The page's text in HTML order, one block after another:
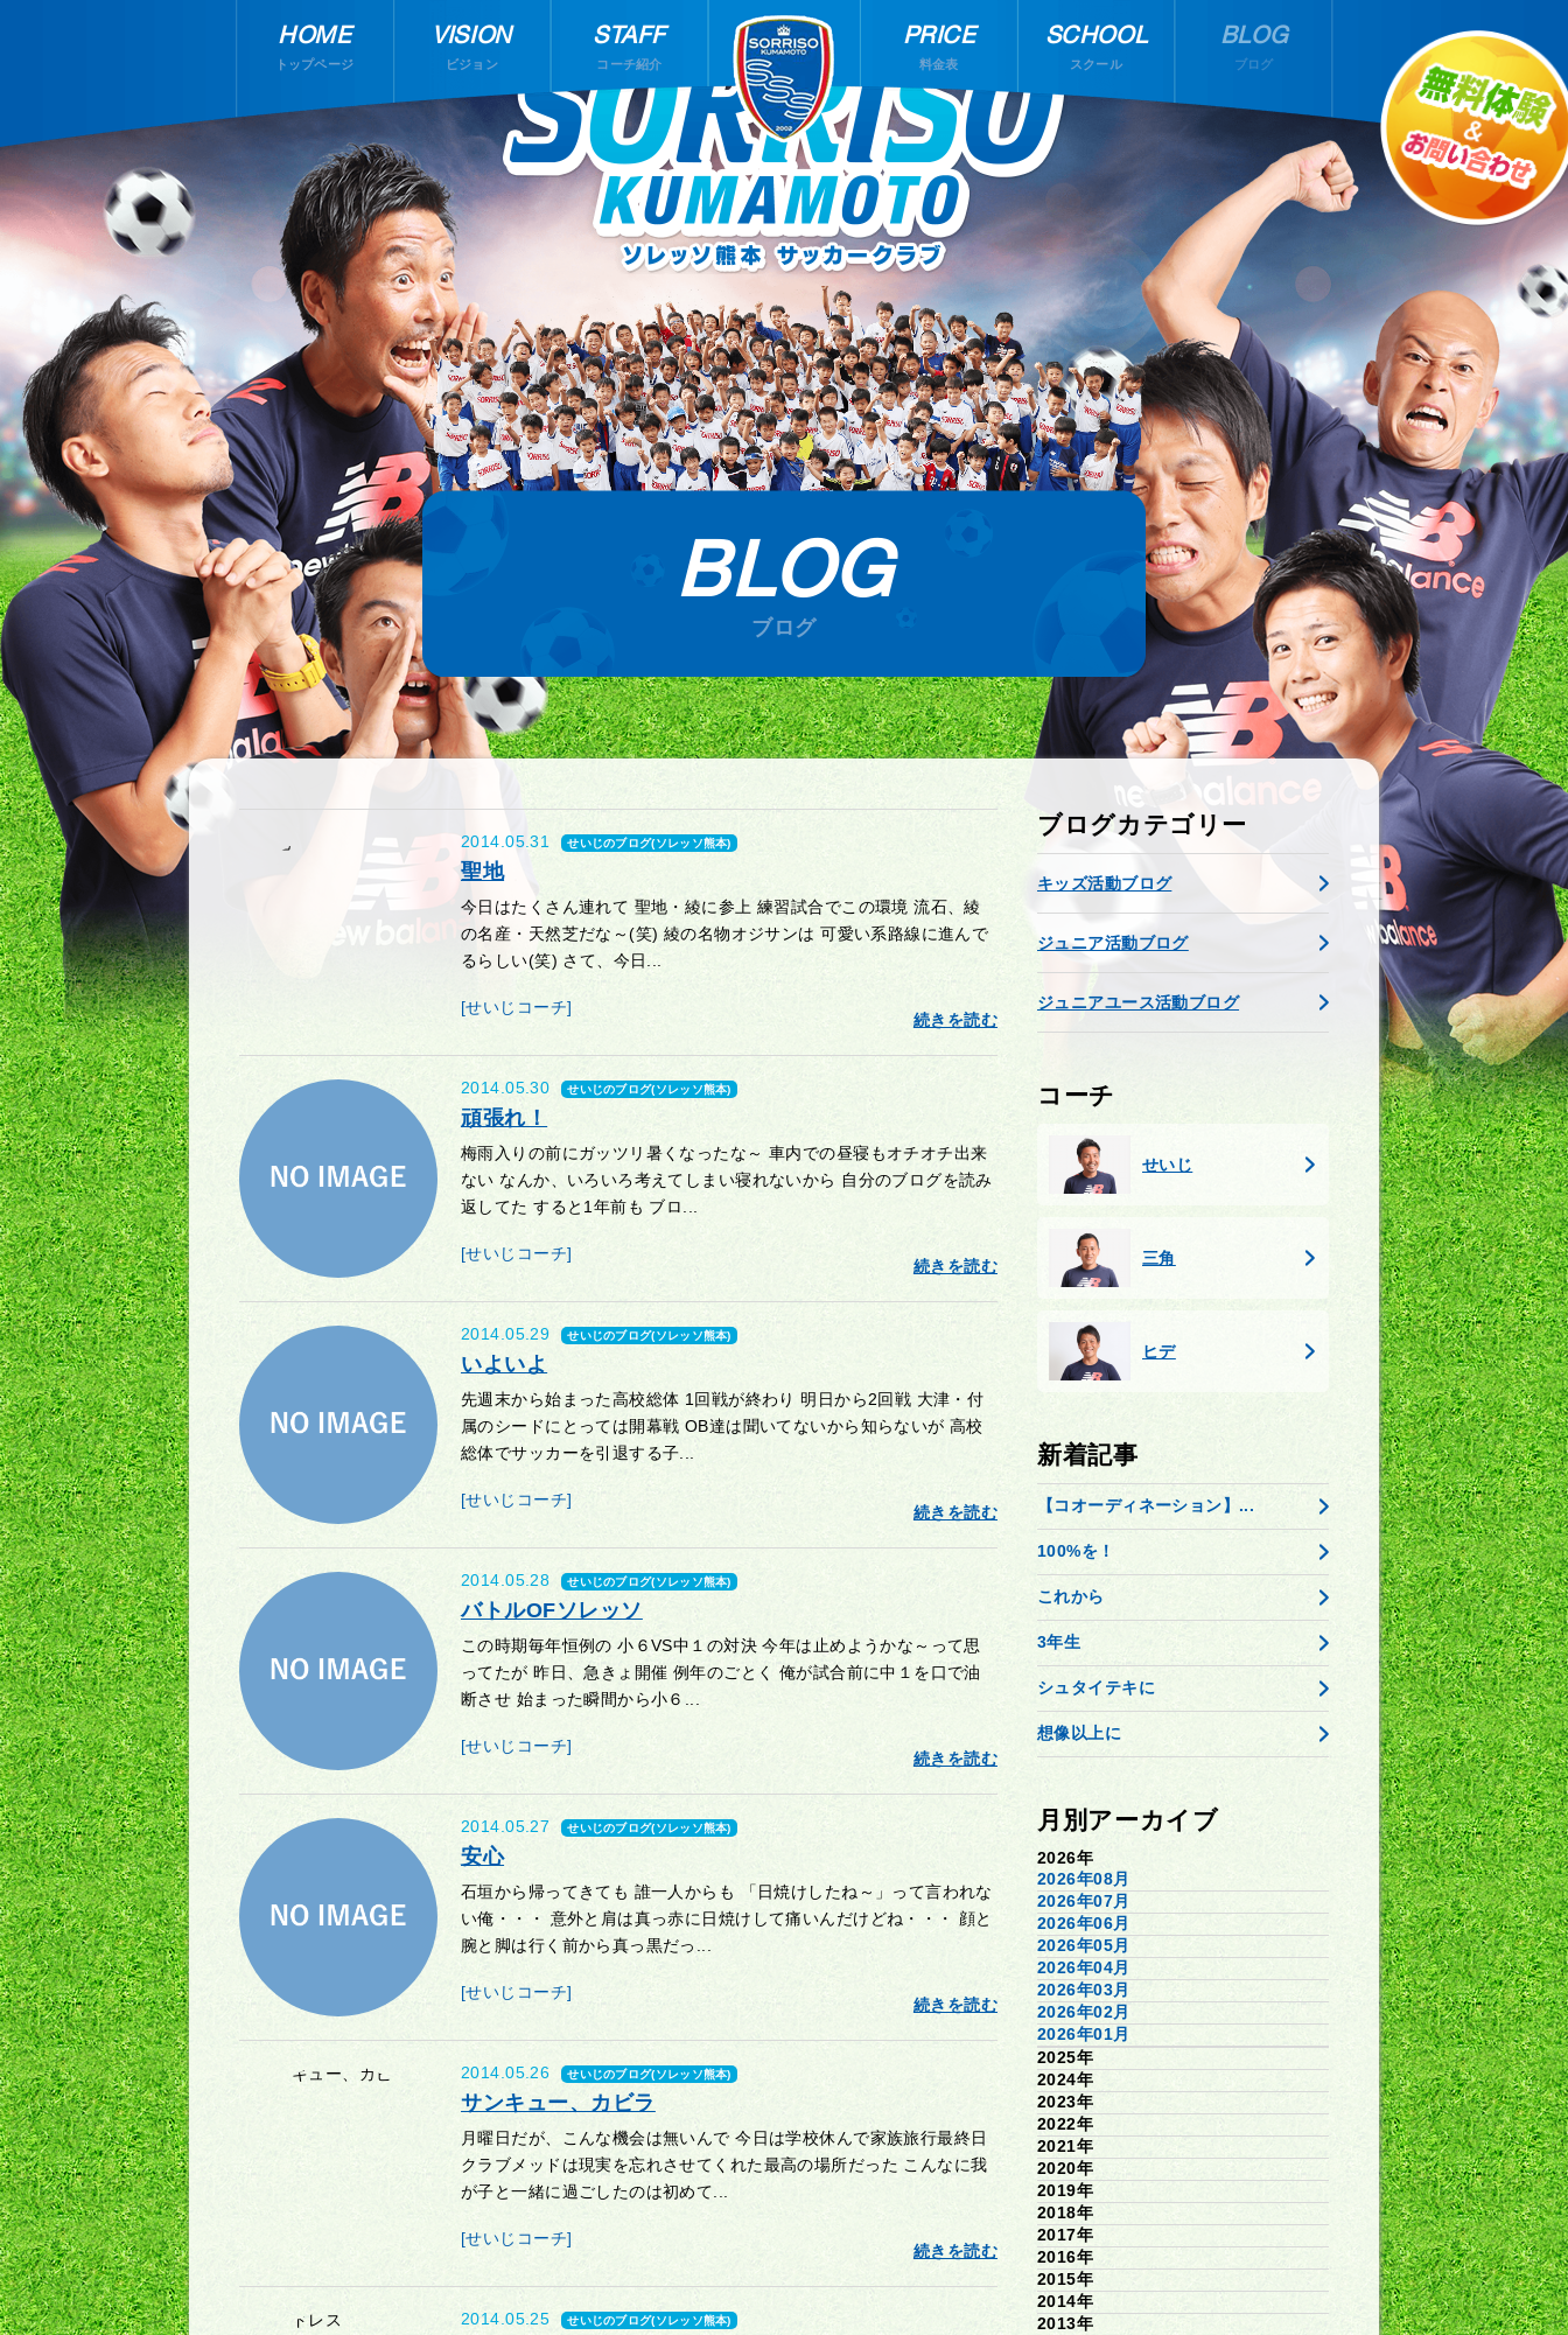
HOME
トップページ
VISION
ビジョン
STAFF
コーチ紹介
PRICE
料金表
SCHOOL
スクール
BLOG
ブログ
BLOG
ブログ
2014.05.31 せいじのブログ(ソレッソ熊本)
聖地
今日はたくさん連れて 聖地・綾に参上 練習試合でこの環境 流石、綾
の名産・天然芝だな～(笑) 綾の名物オジサンは 可愛い系路線に進んで
るらしい(笑) さて、今日...
[せいじコーチ]
続きを読む
2014.05.30 せいじのブログ(ソレッソ熊本)
頑張れ！
梅雨入りの前にガッツリ暑くなったな～ 車内での昼寝もオチオチ出来
ない なんか、いろいろ考えてしまい寝れないから 自分のブログを読み
返してた すると1年前も ブロ...
[せいじコーチ]
続きを読む
2014.05.29 せいじのブログ(ソレッソ熊本)
いよいよ
先週末から始まった高校総体 1回戦が終わり 明日から2回戦 大津・付
属のシードにとっては開幕戦 OB達は聞いてないから知らないが 高校
総体でサッカーを引退する子...
[せいじコーチ]
続きを読む
2014.05.28 せいじのブログ(ソレッソ熊本)
バトルOFソレッソ
この時期毎年恒例の 小６VS中１の対決 今年は止めようかな～って思
ってたが 昨日、急きょ開催 例年のごとく 俺が試合前に中１を口で油
断させ 始まった瞬間から小６...
[せいじコーチ]
続きを読む
2014.05.27 せいじのブログ(ソレッソ熊本)
安心
石垣から帰ってきても 誰一人からも 「日焼けしたね～」って言われな
い俺・・・ 意外と肩は真っ赤に日焼けして痛いんだけどね・・・ 顔と
腕と脚は行く前から真っ黒だっ...
[せいじコーチ]
続きを読む
2014.05.26 せいじのブログ(ソレッソ熊本)
サンキュー、カビラ
月曜日だが、こんな機会は無いんで 今日は学校休んで家族旅行最終日
クラブメッドは現実を忘れさせてくれた最高の場所だった こんなに我
が子と一緒に過ごしたのは初めて...
[せいじコーチ]
続きを読む
2014.05.25 せいじのブログ(ソレッソ熊本)
ブログカテゴリー
キッズ活動ブログ
ジュニア活動ブログ
ジュニアユース活動ブログ
コーチ
せいじ
三角
ヒデ
新着記事
【コオーディネーション】...
100%を！
これから
3年生
シュタイテキに
想像以上に
月別アーカイブ
2026年
2026年08月
2026年07月
2026年06月
2026年05月
2026年04月
2026年03月
2026年02月
2026年01月
2025年
2024年
2023年
2022年
2021年
2020年
2019年
2018年
2017年
2016年
2015年
2014年
2013年